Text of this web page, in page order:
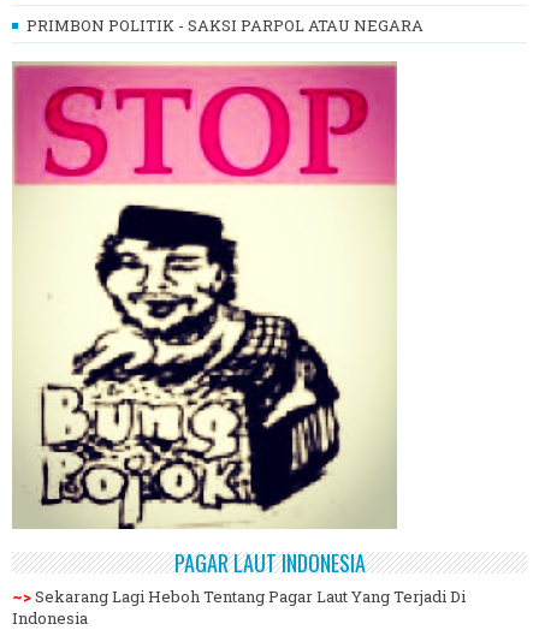
PRIMBON POLITIK - SAKSI PARPOL ATAU NEGARA
PAGAR LAUT INDONESIA
~>Sekarang Lagi Heboh Tentang Pagar Laut Yang Terjadi Di
Indonesia